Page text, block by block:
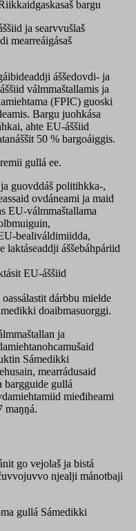
bargu
ja searvvušlaš
mearreáigásaš
áššedovdi- ja
válmmaštallamis ja
(FPIC) guoski
Bargu juohkása
ahte EU-áššiid
50 % bargoáiggis.
gullá ee.
guovddáš politihkka-,
ovdáneami ja maid
EU-válmmaštallama
bealiváldimiidda,
laktáseaddji áššebáhpáriid
EU-áššiid
dárbbu mielde
doaibmasuorggi.
ja
Sámedikki
mearrádusaid
bargguide gullá
mieđiheami
maŋŋá.
go vejolaš ja bistá
njealji mánotbaji
gullá Sámedikki